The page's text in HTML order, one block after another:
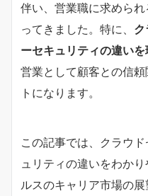
伴い、営業職に求めら
ってきました。特に、 ク
ーセキュリティの違い
営業として顧客との信
トになります。
この記事では、クラウ
ュリティの違いをわか
ルスのキャリア市場の